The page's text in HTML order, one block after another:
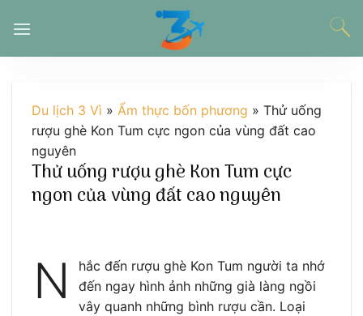
đến
Du lịch 3 Vì » Ẩm thực bốn phương » Thử uống
rượu ghè Kon Tum cực ngon của vùng đất cao
nguyên
Thử uống rượu ghè Kon Tum cực
ngon của vùng đất cao nguyên
N
hắc đến rượu ghè Kon Tum người ta nhớ
đến ngay hình ảnh những già làng ngồi
vây quanh những bình rượu cần. Loại